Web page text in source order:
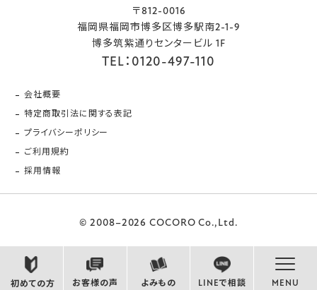
初めての方 お客様の声 よみもの LINEで相談 MENU
〒812-0016
福岡県福岡市博多区博多駅南2-1-9
博多筑紫通りセンタービル 1F
TEL：0120-497-110
会社概要
特定商取引法に関する表記
プライバシーポリシー
ご利用規約
採用情報
© 2008–2026 COCORO Co.,Ltd.